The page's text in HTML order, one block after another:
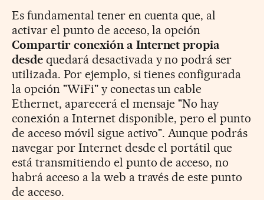
Es fundamental tener en cuenta que, al
activar el punto de acceso, la opción
Compartir conexión a Internet propia
desdequedará desactivada y no podrá ser
utilizada. Por ejemplo, si tienes configurada
la opción "WiFi" y conectas un cable
Ethernet, aparecerá el mensaje "No hay
conexión a Internet disponible, pero el punto
de acceso móvil sigue activo". Aunque podrás
navegar por Internet desde el portátil que
está transmitiendo el punto de acceso, no
habrá acceso a la web a través de este punto
de acceso.